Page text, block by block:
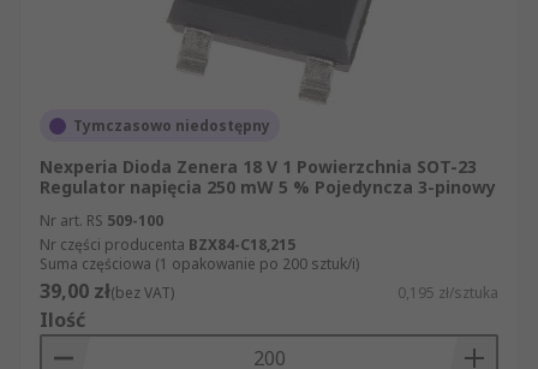
Tymczasowo niedostępny
Nexperia Dioda Zenera 18 V 1 Powierzchnia SOT-23
Regulator napięcia 250 mW 5 % Pojedyncza 3-pinowy
Nr art. RS 509-100
Nr części producenta BZX84-C18,215
Suma częściowa (1 opakowanie po 200 sztuk/i)
39,00 zł(bez VAT) 0,195 zł/sztuka
Ilość